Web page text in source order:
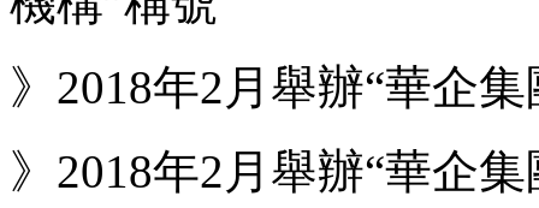
》2018年2月舉辦“華企
》2018年2月舉辦“華企